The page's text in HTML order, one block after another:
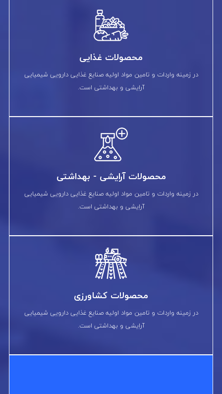
محصولات غذایی
در زمینه واردات و تامین مواد اولیه صنایع غذایی دارویی شیمیایی
آرایشی و بهداشتی است.
محصولات آرایشی - بهداشتی
در زمینه واردات و تامین مواد اولیه صنایع غذایی دارویی شیمیایی
آرایشی و بهداشتی است.
محصولات کشاورزی
در زمینه واردات و تامین مواد اولیه صنایع غذایی دارویی شیمیایی
آرایشی و بهداشتی است.